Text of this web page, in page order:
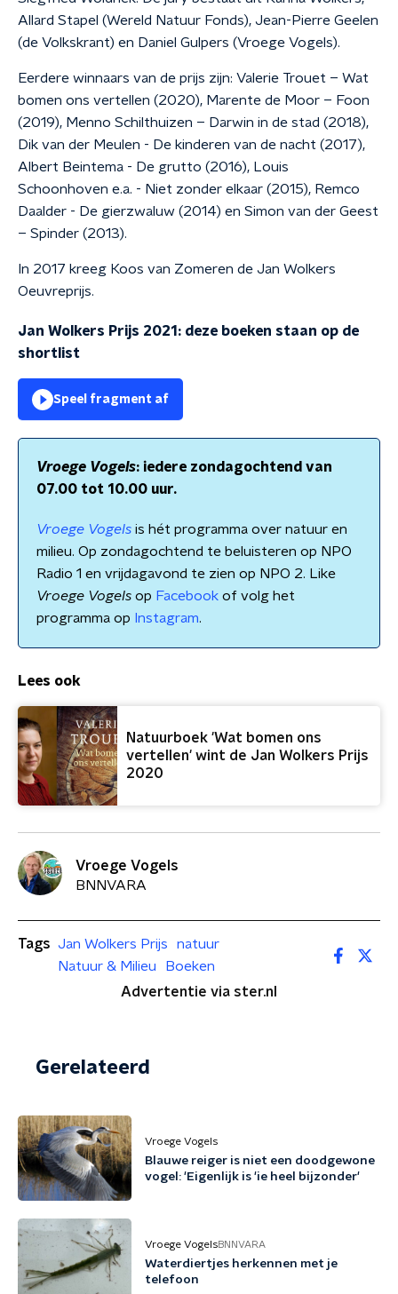
Allard Stapel (Wereld Natuur Fonds), Jean-Pierre Geelen
(de Volkskrant) en Daniel Gulpers (Vroege Vogels).
Eerdere winnaars van de prijs zijn: Valerie Trouet – Wat
bomen ons vertellen (2020), Marente de Moor – Foon
(2019), Menno Schilthuizen – Darwin in de stad (2018),
Dik van der Meulen - De kinderen van de nacht (2017),
Albert Beintema - De grutto (2016), Louis
Schoonhoven e.a. - Niet zonder elkaar (2015), Remco
Daalder - De gierzwaluw (2014) en Simon van der Geest
– Spinder (2013).
In 2017 kreeg Koos van Zomeren de Jan Wolkers
Oeuvreprijs.
Jan Wolkers Prijs 2021: deze boeken staan op de
shortlist
Speel fragment af
Vroege Vogels: iedere zondagochtend van
07.00 tot 10.00 uur.
Vroege Vogels is hét programma over natuur en
milieu. Op zondagochtend te beluisteren op NPO
Radio 1 en vrijdagavond te zien op NPO 2. Like
Vroege Vogels op Facebook of volg het
programma op Instagram.
Lees ook
Natuurboek 'Wat bomen ons
vertellen' wint de Jan Wolkers Prijs
2020
Vroege Vogels
BNNVARA
Tags Jan Wolkers Prijs
natuur
Natuur & Milieu
Boeken
Advertentie via ster.nl
Gerelateerd
Vroege Vogels
Blauwe reiger is niet een doodgewone
vogel: 'Eigenlijk is 'ie heel bijzonder'
Vroege VogelsBNNVARA
Waterdiertjes herkennen met je
telefoon